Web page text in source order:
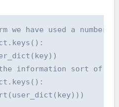
have used a number
information sort of a